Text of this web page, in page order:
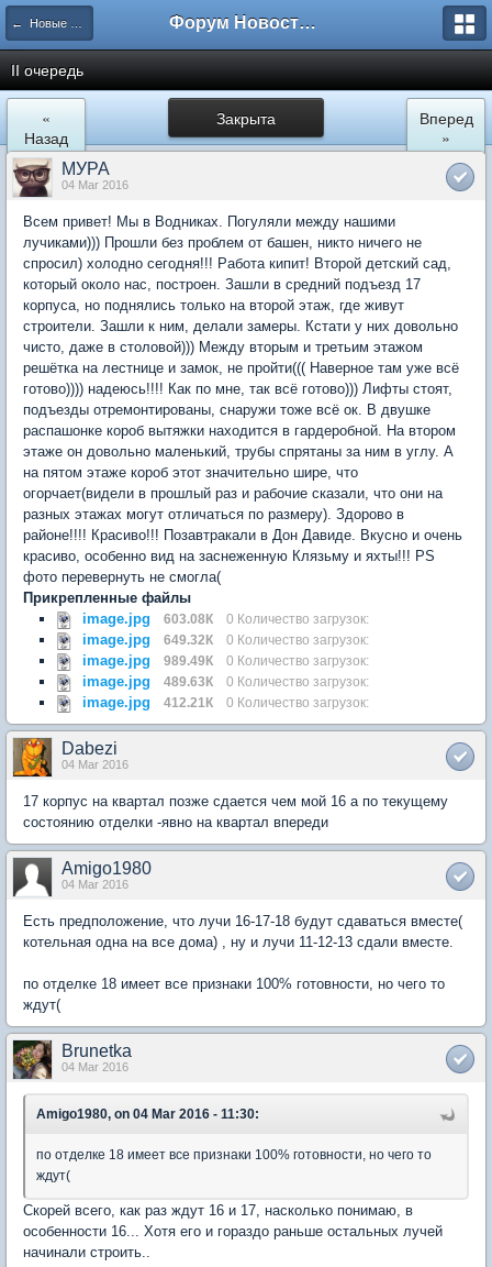
← Новые Водники Форум Новостройки
II очередь
Закрыта
«
Назад
Вперед
»
МУРА
04 Mar 2016
Всем привет! Мы в Водниках. Погуляли между нашими
лучиками))) Прошли без проблем от башен, никто ничего не
спросил) холодно сегодня!!! Работа кипит! Второй детский сад,
который около нас, построен. Зашли в средний подъезд 17
корпуса, но поднялись только на второй этаж, где живут
строители. Зашли к ним, делали замеры. Кстати у них довольно
чисто, даже в столовой))) Между вторым и третьим этажом
решётка на лестнице и замок, не пройти((( Наверное там уже всё
готово)))) надеюсь!!!! Как по мне, так всё готово))) Лифты стоят,
подъезды отремонтированы, снаружи тоже всё ок. В двушке
распашонке короб вытяжки находится в гардеробной. На втором
этаже он довольно маленький, трубы спрятаны за ним в углу. А
на пятом этаже короб этот значительно шире, что
огорчает(видели в прошлый раз и рабочие сказали, что они на
разных этажах могут отличаться по размеру). Здорово в
районе!!!! Красиво!!! Позавтракали в Дон Давиде. Вкусно и очень
красиво, особенно вид на заснеженную Клязьму и яхты!!! PS
фото перевернуть не смогла(
Прикрепленные файлы
image.jpg
603.08К 0 Количество загрузок:
image.jpg 649.32К 0 Количество загрузок:
image.jpg 989.49К 0 Количество загрузок:
image.jpg 489.63К 0 Количество загрузок:
image.jpg 412.21К 0 Количество загрузок:
Dabezi
04 Mar 2016
17 корпус на квартал позже сдается чем мой 16 а по текущему
состоянию отделки -явно на квартал впереди
Amigo1980
04 Mar 2016
Есть предположение, что лучи 16-17-18 будут сдаваться вместе(
котельная одна на все дома) , ну и лучи 11-12-13 сдали вместе.
по отделке 18 имеет все признаки 100% готовности, но чего то
ждут(
Brunetka
04 Mar 2016
Amigo1980, on 04 Mar 2016 - 11:30:
по отделке 18 имеет все признаки 100% готовности, но чего то
ждут(
Скорей всего, как раз ждут 16 и 17, насколько понимаю, в
особенности 16... Хотя его и гораздо раньше остальных лучей
начинали строить..